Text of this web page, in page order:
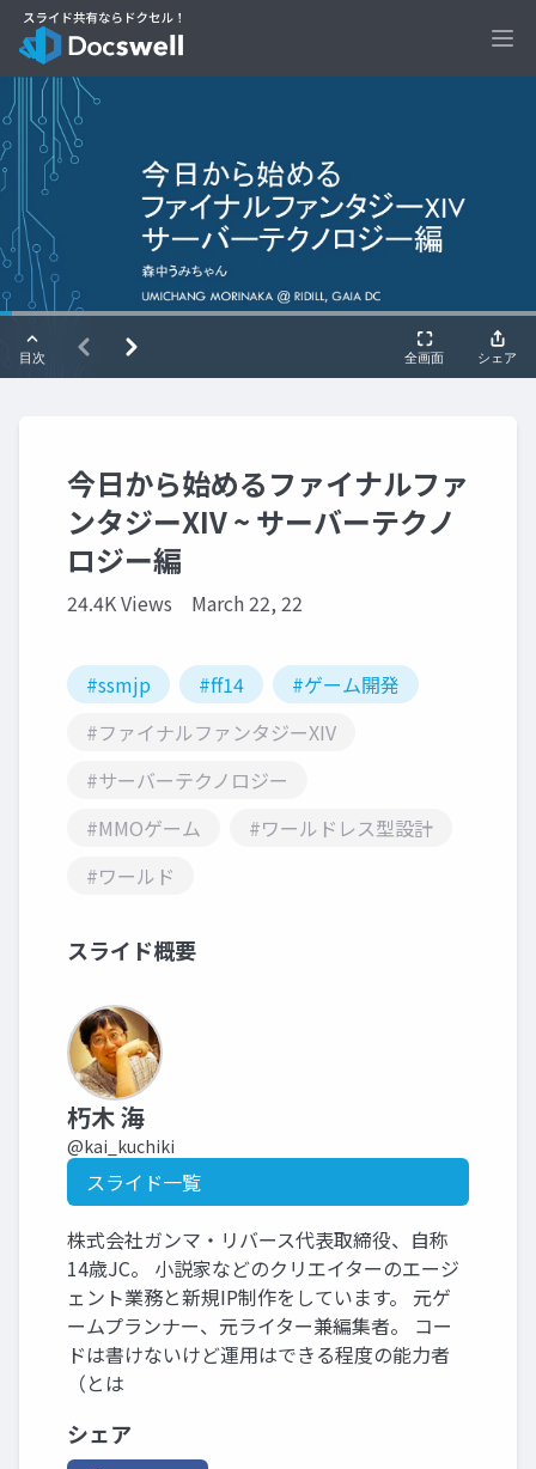
今日から始めるファイナルファ
ンタジーXIV ~ サーバーテクノ
ロジー編
24.4K Views March 22, 22
#ssmjp #ff14
#ゲーム開発
#ファイナルファンタジーXIV
#サーバーテクノロジー
#MMOゲーム
#ワールドレス型設計
#ワールド
スライド概要
朽木 海
@kai_kuchiki
スライド一覧
株式会社ガンマ・リバース代表取締役、自称
14歳JC。 小説家などのクリエイターのエージ
ェント業務と新規IP制作をしています。 元ゲ
ームプランナー、元ライター兼編集者。 コー
ドは書けないけど運用はできる程度の能力者
（とは
シェア